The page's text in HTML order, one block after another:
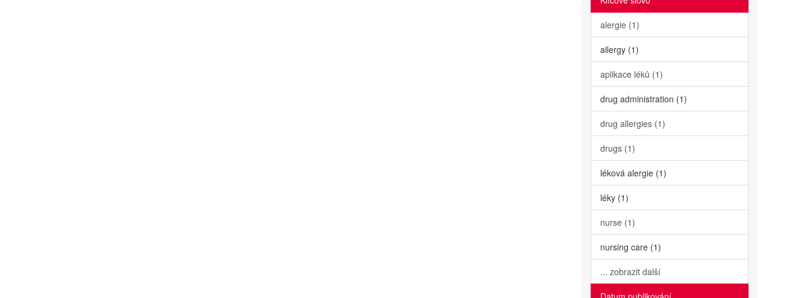
alergie (1)
allergy (1)
aplikace léků (1)
drug administration (1)
drug allergies (1)
drugs (1)
léková alergie (1)
léky (1)
nurse (1)
nursing care (1)
... zobrazit další